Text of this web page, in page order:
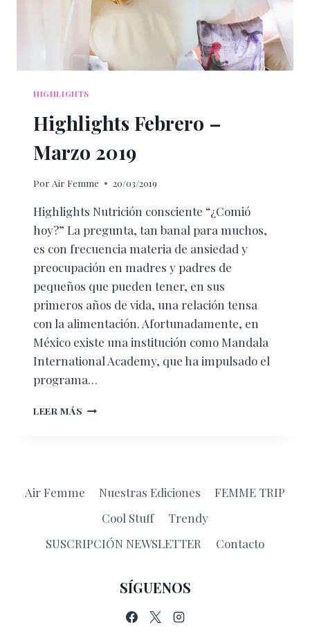
HIGHLIGHTS
Highlights Febrero –
Marzo 2019
Por Air Femme 20/03/2019
Highlights Nutrición consciente “¿Comió
hoy?” La pregunta, tan banal para muchos,
es con frecuencia materia de ansiedad y
preocupación en madres y padres de
pequeños que pueden tener, en sus
primeros años de vida, una relación tensa
con la alimentación. Afortunadamente, en
México existe una institución como Mandala
International Academy, que ha impulsado el
programa…
LEER MÁS HIGHLIGHTS
Air Femme Nuestras Ediciones
FEMME TRIP
Cool Stuff
Trendy
SUSCRIPCIÓN NEWSLETTER
Contacto
SÍGUENOS